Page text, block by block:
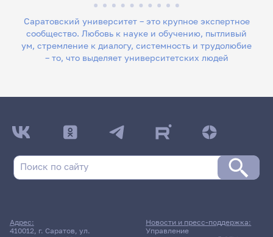
Саратовский университет – это крупное экспертное
сообщество. Любовь к науке и обучению, пытливый
ум, стремление к диалогу, системность и трудолюбие
– то, что выделяет университетских людей
Адрес:
410012, г. Саратов, ул.
Новости и пресс-поддержка:
Управление